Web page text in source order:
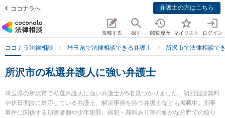
ココナラへ 弁護士の方はこちら
投稿する 探す 閲覧履歴 マイリスト ログイン
ココナラ法律相談 埼玉県で法律相談できる弁護士 所沢市で法律相談で
所沢市の私選弁護人に強い弁護士
埼玉県の所沢市で私選弁護人に強い弁護士が5名見つかりました。初回面談無料
や休日面談に対応している弁護士、解決事例を持つ弁護士なども掲載中。刑事
事件に関係する加害者側や少年犯罪、再犯・前科あり等の細かな分野での絞り